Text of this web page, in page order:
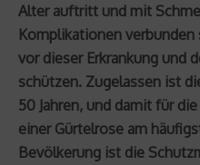
Alter auftritt und mit
Komplikationen verbunden
vor dieser Erkrankung und
schützen. Zugelassen ist
50 Jahren, und damit für
einer Gürtelrose am
Bevölkerung ist die